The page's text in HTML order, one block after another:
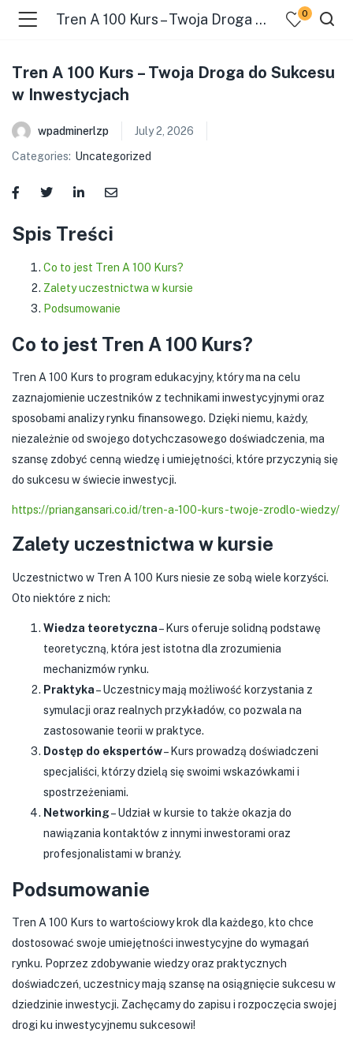
(Our Menus )
Tren A 100 Kurs – Twoja Droga do Sukcesu w Inwestycjach 0
Tren A 100 Kurs – Twoja Droga do Sukcesu
w Inwestycjach
wpadminerlzp
July 2, 2026
Categories: Uncategorized
Spis Treści
Co to jest Tren A 100 Kurs?
Zalety uczestnictwa w kursie
Podsumowanie
Co to jest Tren A 100 Kurs?
Tren A 100 Kurs to program edukacyjny, który ma na celu
zaznajomienie uczestników z technikami inwestycyjnymi oraz
sposobami analizy rynku finansowego. Dzięki niemu, każdy,
niezależnie od swojego dotychczasowego doświadczenia, ma
szansę zdobyć cenną wiedzę i umiejętności, które przyczynią się
do sukcesu w świecie inwestycji.
https://priangansari.co.id/tren-a-100-kurs-twoje-zrodlo-wiedzy/
Zalety uczestnictwa w kursie
Uczestnictwo w Tren A 100 Kurs niesie ze sobą wiele korzyści.
Oto niektóre z nich:
Wiedza teoretyczna– Kurs oferuje solidną podstawę
teoretyczną, która jest istotna dla zrozumienia
mechanizmów rynku.
Praktyka– Uczestnicy mają możliwość korzystania z
symulacji oraz realnych przykładów, co pozwala na
zastosowanie teorii w praktyce.
Dostęp do ekspertów– Kurs prowadzą doświadczeni
specjaliści, którzy dzielą się swoimi wskazówkami i
spostrzeżeniami.
Networking– Udział w kursie to także okazja do
nawiązania kontaktów z innymi inwestorami oraz
profesjonalistami w branży.
Podsumowanie
Tren A 100 Kurs to wartościowy krok dla każdego, kto chce
dostosować swoje umiejętności inwestycyjne do wymagań
rynku. Poprzez zdobywanie wiedzy oraz praktycznych
doświadczeń, uczestnicy mają szansę na osiągnięcie sukcesu w
dziedzinie inwestycji. Zachęcamy do zapisu i rozpoczęcia swojej
drogi ku inwestycyjnemu sukcesowi!